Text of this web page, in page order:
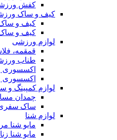
کفش
کیف و ساک
کیف و ساک
کیف و
لوازم ورزشی
قمقمه،
طناب
اکسسوری
اکسسوری
لوازم کمپینگ و
چمدان
ساک
لوازم شنا
مایو شنا
مایو شنا